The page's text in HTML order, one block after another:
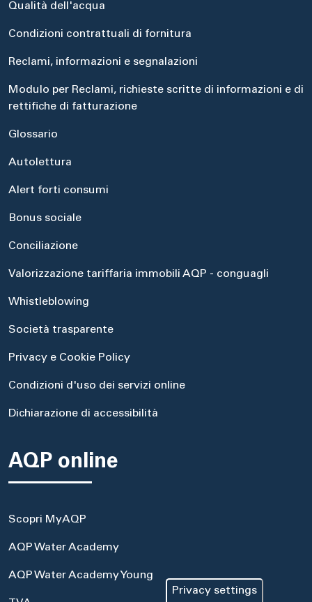
Qualità dell'acqua
Condizioni contrattuali di fornitura
Reclami, informazioni e segnalazioni
Modulo per Reclami, richieste scritte di informazioni e di
rettifiche di fatturazione
Glossario
Autolettura
Alert forti consumi
Bonus sociale
Conciliazione
Valorizzazione tariffaria immobili AQP - conguagli
Whistleblowing
Società trasparente
Privacy e Cookie Policy
Condizioni d'uso dei servizi online
Dichiarazione di accessibilità
AQP online
Scopri MyAQP
AQP Water Academy
AQP Water Academy Young
Privacy settings